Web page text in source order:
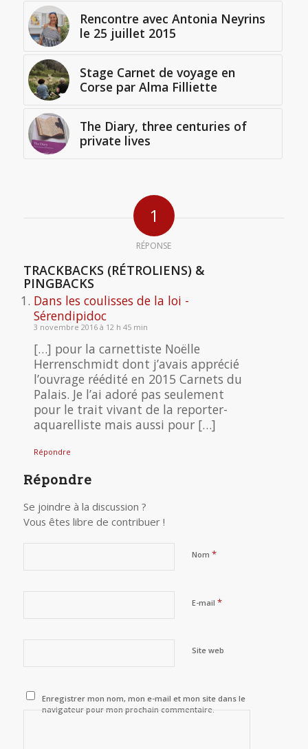
Rencontre avec Antonia Neyrins
le 25 juillet 2015
Stage Carnet de voyage en
Corse par Alma Filliette
The Diary, three centuries of
private lives
1
RÉPONSE
TRACKBACKS (RÉTROLIENS) &
PINGBACKS
Dans les coulisses de la loi -
Sérendipidoc
3 novembre 2016 à 12 h 45 min
[…] pour la carnettiste Noëlle
Herrenschmidt dont j’avais apprécié
l’ouvrage réédité en 2015 Carnets du
Palais. Je l’ai adoré pas seulement
pour le trait vivant de la reporter-
aquarelliste mais aussi pour […]
Répondre
Répondre
Se joindre à la discussion ?
Vous êtes libre de contribuer !
Nom *
E-mail *
Site web
Enregistrer mon nom, mon e-mail et mon site dans le
navigateur pour mon prochain commentaire.